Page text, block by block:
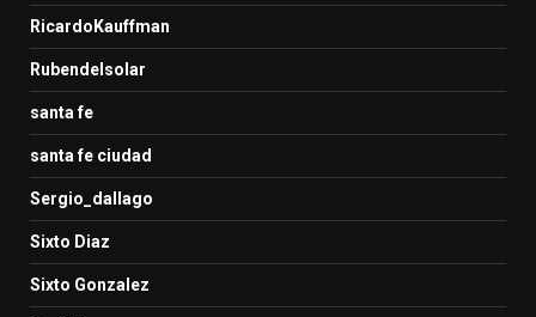
RicardoKauffman
Rubendelsolar
santa fe
santa fe ciudad
Sergio_dallago
Sixto Diaz
Sixto Gonzalez